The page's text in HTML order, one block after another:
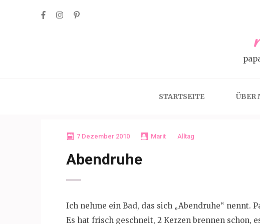
STARTSEITE ÜBER
7 Dezember 2010 Marit Alltag
Abendruhe
Ich nehme ein Bad, das sich „Abendruhe“ nennt.
Es hat frisch geschneit, 2 Kerzen brennen schon,